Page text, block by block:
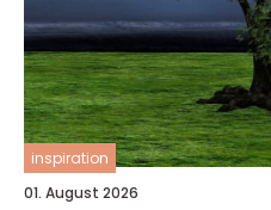
inspiration
01. August 2026